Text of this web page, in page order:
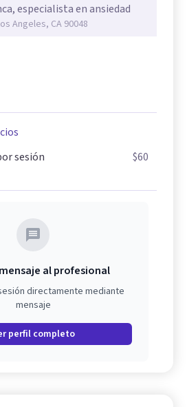
especialista en ansiedad
Angeles, CA 90048
sesión
$60
al profesional
directamente mediante
mensaje
perfil completo